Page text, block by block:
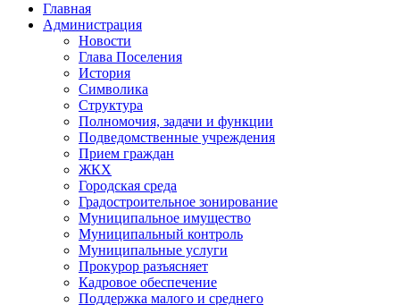
Главная
Администрация
Новости
Глава Поселения
История
Символика
Структура
Полномочия, задачи и функции
Подведомственные учреждения
Прием граждан
ЖКХ
Городская среда
Градостроительное зонирование
Муниципальное имущество
Муниципальный контроль
Муниципальные услуги
Прокурор разъясняет
Кадровое обеспечение
Поддержка малого и среднего